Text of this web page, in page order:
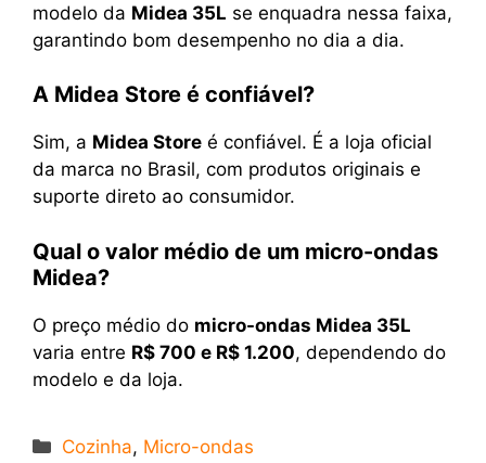
modelo da Midea 35L se enquadra nessa faixa,
garantindo bom desempenho no dia a dia.
A Midea Store é confiável?
Sim, a Midea Store é confiável. É a loja oficial
da marca no Brasil, com produtos originais e
suporte direto ao consumidor.
Qual o valor médio de um micro-ondas
Midea?
O preço médio do micro-ondas Midea 35L
varia entre R$ 700 e R$ 1.200, dependendo do
modelo e da loja.
Categorias
Cozinha, Micro-ondas